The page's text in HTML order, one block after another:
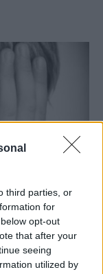
third parties, or
for
opt-out
that after your
seeing
utilized by
της
3χρονου